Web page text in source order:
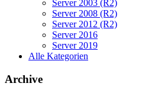
Server 2003 (R2)
Server 2008 (R2)
Server 2012 (R2)
Server 2016
Server 2019
Alle Kategorien
Archive